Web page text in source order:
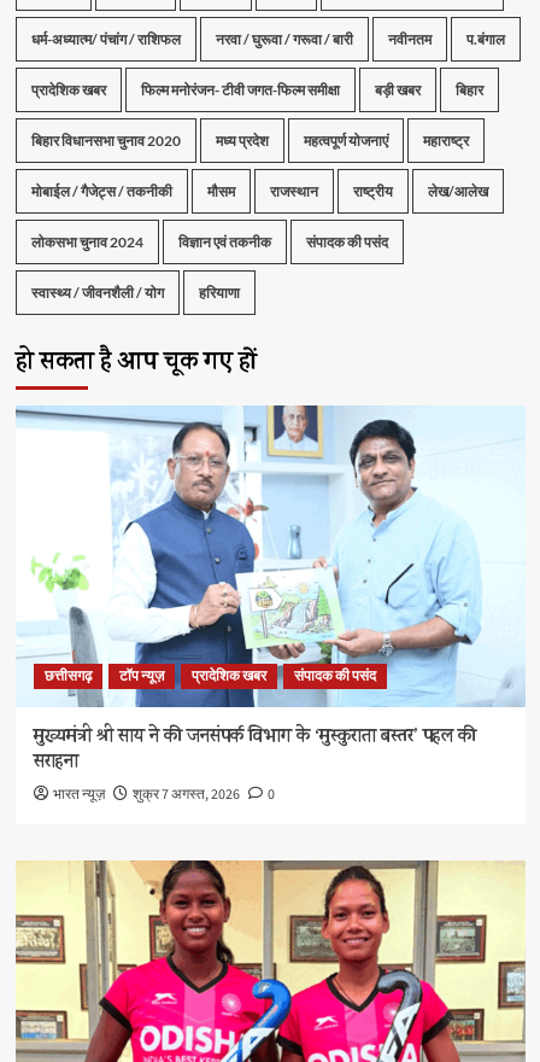
धर्म-अध्यात्म/ पंचांग / राशिफल नरवा / घुरूवा / गरूवा / बारी नवीनतम प.बंगाल
प्रादेशिक खबर फिल्म मनोरंजन- टीवी जगत-फिल्म समीक्षा बड़ी खबर बिहार
बिहार विधानसभा चुनाव 2020 मध्य प्रदेश महत्वपूर्ण योजनाएं महाराष्ट्र
मोबाईल / गैजेट्स / तकनीकी मौसम राजस्थान राष्ट्रीय लेख/आलेख
लोकसभा चुनाव 2024 विज्ञान एवं तकनीक संपादक की पसंद
स्वास्थ्य / जीवनशैली / योग हरियाणा
हो सकता है आप चूक गए हों
छत्तीसगढ़ टॉप न्यूज़ प्रादेशिक खबर संपादक की पसंद
मुख्यमंत्री श्री साय ने की जनसंपर्क विभाग के ‘मुस्कुराता बस्तर’ पहल की
सराहना
भारत न्यूज़ शुक्र 7 अगस्त, 2026 0